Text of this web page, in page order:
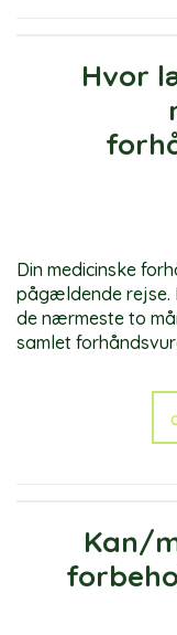
Hvor
Din medicinske
pågældende rejse.
de nærmeste to
samlet
Kan/